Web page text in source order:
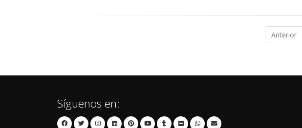
Anterior
Síguenos en: